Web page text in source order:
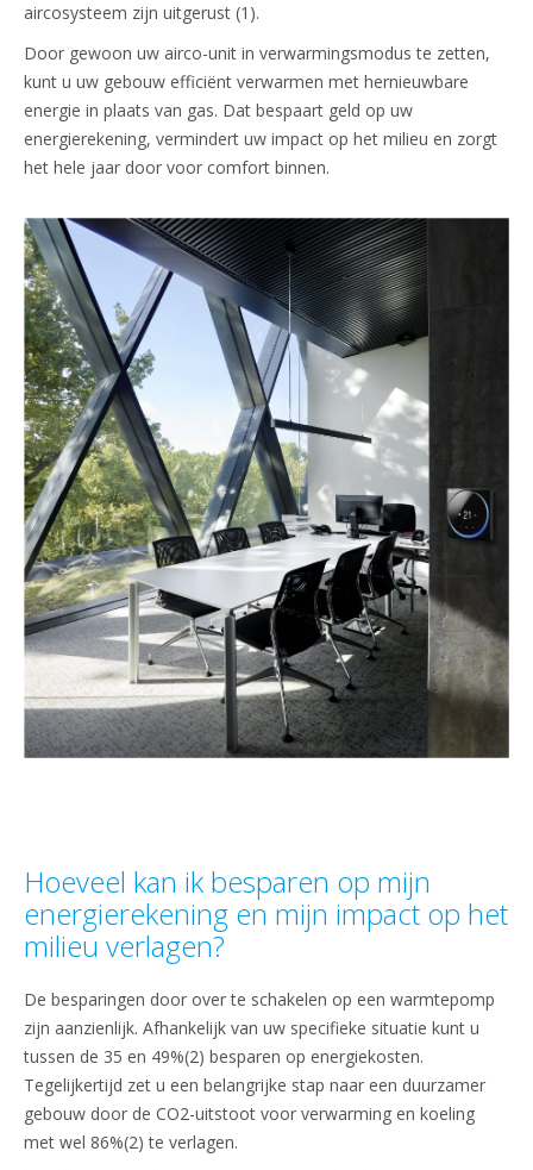
aircosysteem zijn uitgerust (1).
Door gewoon uw airco-unit in verwarmingsmodus te zetten,
kunt u uw gebouw efficiënt verwarmen met hernieuwbare
energie in plaats van gas. Dat bespaart geld op uw
energierekening, vermindert uw impact op het milieu en zorgt
het hele jaar door voor comfort binnen.
Hoeveel kan ik besparen op mijn
energierekening en mijn impact op het
milieu verlagen?
De besparingen door over te schakelen op een warmtepomp
zijn aanzienlijk. Afhankelijk van uw specifieke situatie kunt u
tussen de 35 en 49%(2) besparen op energiekosten.
Tegelijkertijd zet u een belangrijke stap naar een duurzamer
gebouw door de CO2-uitstoot voor verwarming en koeling
met wel 86%(2) te verlagen.